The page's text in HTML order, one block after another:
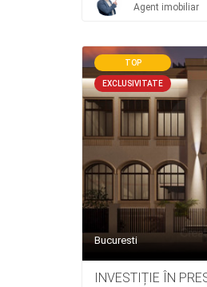
Agent imobiliar
TOP
EXCLUSIVITATE
Bucuresti
INVESTIȚIE ÎN